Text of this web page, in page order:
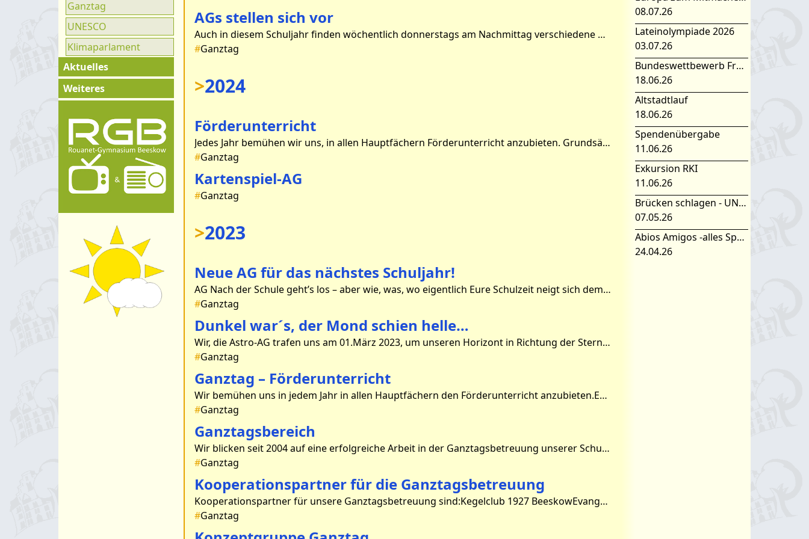
Ganztag
UNESCO
Klimaparlament
Aktuelles
Exkursionen
Konzerte &
Ausstellungen
Wettkämpfe &
Olympiaden
Schüleraustausch
Projektwoche
Weitere
Veranstaltungen
Weiteres
Kontakt
Organigramm
Schulprogramm
Hygienekonzept
AGs stellen sich vor
Auch in diesem Schuljahr finden wöchentlich donnerstags am Nachmittag verschiedene Arbeitsgemeinschaften und sportliche Aktivitäten statt. Das Gymnasium ist bemüht, das Fre
#Ganztag
>2024
Förderunterricht
Jedes Jahr bemühen wir uns, in allen Hauptfächern Förderunterricht anzubieten. Grundsätzlich entscheiden die Eltern, ob sie ihr Kind zu einem der Förderangebote anmelden möchten. Fachl
#Ganztag
Kartenspiel-AG
#Ganztag
>2023
Neue AG für das nächstes Schuljahr!
AG Nach der Schule geht’s los – aber wie, was, wo eigentlich Eure Schulzeit neigt sich dem Ende und schon stehen neue Herausforderungen vor der Tür. Was mache ich? Wo geht’s hin?
#Ganztag
Dunkel war´s, der Mond schien helle…
Wir, die Astro-AG trafen uns am 01.März 2023, um unseren Horizont in Richtung der Sterne zu erweitern. Mit den mitgebrachten Teleskopen sahen wir unter anderem unseren Mond und eine besonde
#Ganztag
Ganztag – Förderunterricht
Wir bemühen uns in jedem Jahr in allen Hauptfächern den Förderunterricht anzubieten.Es entscheiden in erster Linie die Eltern, ob sie ihr Kind zu einem der Förderunterrichte anmelden. Au
#Ganztag
Ganztagsbereich
Wir blicken seit 2004 auf eine erfolgreiche Arbeit in der Ganztagsbetreuung unserer Schule zurück. In den letzten Jahren hat sich viel verändert.Wie wird bei uns der Ganztag organisiert?Zu
#Ganztag
Kooperationspartner für die Ganztagsbetreuung
Kooperationspartner für unsere Ganztagsbetreuung sind:Kegelclub 1927 BeeskowEvangelischer Kirchenkreis „An der Oder und Spree“Demokratischer Frauenbund, Landesverband Brandenburg e.V.Sp
#Ganztag
08.07.26
Lateinolympiade 2026
03.07.26
Bundeswettbewerb Fremdsprachen
18.06.26
Altstadtlauf
18.06.26
Spendenübergabe
11.06.26
Exkursion RKI
11.06.26
Brücken schlagen - UNESCO Projekttag 2026
07.05.26
Abios Amigos -alles Spanisch oder was
24.04.26